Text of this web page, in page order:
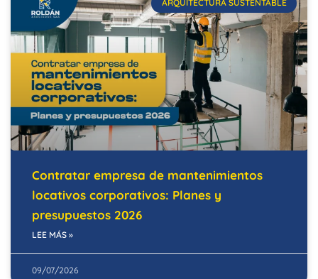
ARQUITECTURA SUSTENTABLE
Contratar empresa de mantenimientos
locativos corporativos: Planes y
presupuestos 2026
LEE MÁS »
09/07/2026